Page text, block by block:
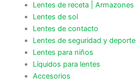
Lentes de receta | Armazones
Lentes de sol
Lentes de contacto
Lentes de seguridad y deporte
Lentes para niños
Líquidos para lentes
Accesorios